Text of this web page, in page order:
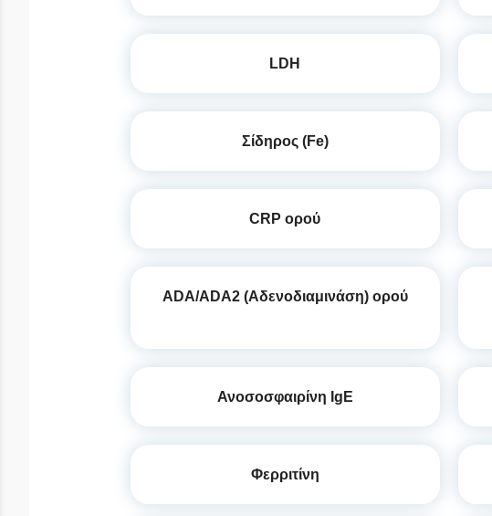
LDH
Σίδηρος (Fe)
CRP ορού
ADA/ADA2 (Αδενοδιαμινάση) ορού
Ανοσοσφαιρίνη IgE
Φερριτίνη